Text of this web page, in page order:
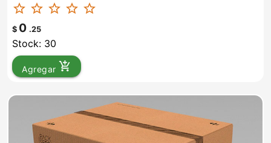
star_border star_border star_border star_border star_border
$ 0 .25
Stock: 30
Agregar add_shopping_cart